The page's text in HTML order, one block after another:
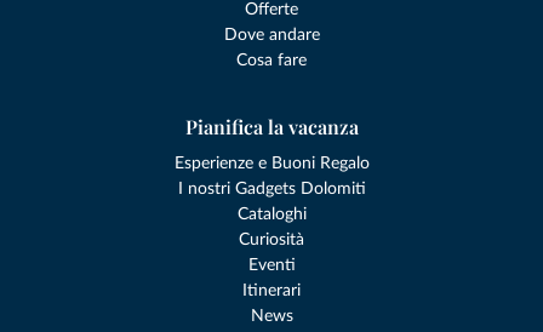
Offerte
Dove andare
Cosa fare
Pianifica la vacanza
Esperienze e Buoni Regalo
I nostri Gadgets Dolomiti
Cataloghi
Curiosità
Eventi
Itinerari
News